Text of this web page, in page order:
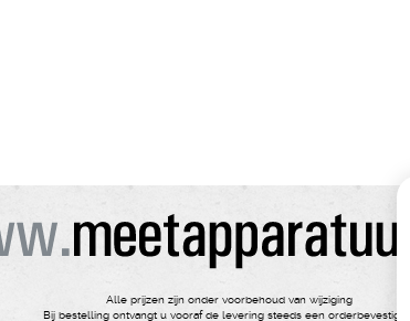
Alle prijzen zijn onder voorbehoud van wijziging
Bij bestelling ontvangt u vooraf de levering steeds een orderbevestiging